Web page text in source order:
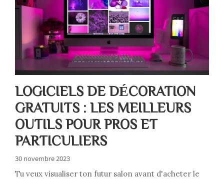
LOGICIELS DE DÉCORATION
GRATUITS : LES MEILLEURS
OUTILS POUR PROS ET
PARTICULIERS
30 novembre 2023
Tu veux visualiser ton futur salon avant d'acheter le